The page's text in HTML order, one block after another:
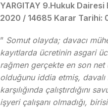
YARGITAY 9.Hukuk
2020 / 14685 Karar Tarihi:
” Somut olayda; davacı
kayıtlarda ücretinin asgari
rağmen gerçekte en son
olduğunu iddia etmiş, davalı
karşılığında çalıştırdığını
işyeri çalışanı olmadığı,